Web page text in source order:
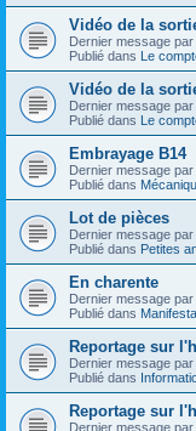
Vidéo de la
Dernier message par
Publié dans Le
Vidéo de la
Dernier message par
Publié dans Le
Embrayage B14
Dernier message par
Publié dans
Lot de pièces
Dernier message par
Publié dans Petites
En charente
Dernier message par
Publié dans
Reportage sur
Dernier message par
Publié dans
Reportage sur
Dernier message par